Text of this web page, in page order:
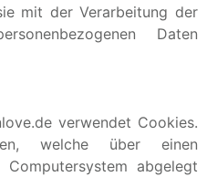
mit der Verarbeitung der
Daten
verwendet Cookies.
welche über einen
abgelegt